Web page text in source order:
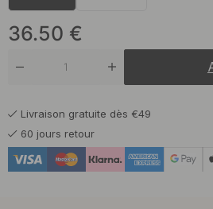
36.50 €
Livraison gratuite dès €49
60 jours retour